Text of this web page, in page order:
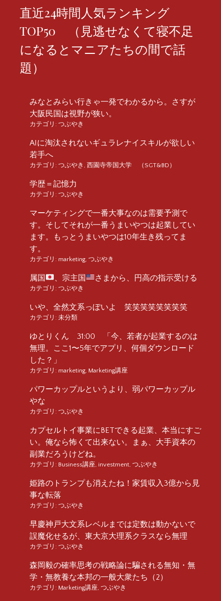
直近24時間人気ランキング
TOP50 （見逃せなくて寝不足
になるとマニアたちの間で話
題）
みなとみらい行きゃ一発でわかるから。さすが
大阪民国は視野が狭い。
カテゴリ: つぶやき
AIに淘汰されないギュラレナイスキルが欲しい
若手へ
カテゴリ: つぶやき 西園寺帝国大学 （SGT&BD）
学歴＝記憶力
カテゴリ: つぶやき
マーケティングで一番大事なのは需要予測で
す。そしてそれが一番うまいやつは起業してい
ます。もっとうまいやつは10年生き残ってま
す。
カテゴリ: marketing つぶやき
属国 、宗主国 さまから、円高の指示受ける
カテゴリ: つぶやき
いや、全然文系っぽいよ 笑笑笑笑笑笑笑笑
カテゴリ: 未分類
ゆとりくん 31:00 「今、若者が起業するのは
無理。ここ1〜5年でアプリ、何個ダウンロード
した？」
カテゴリ: marketing Marketing講座
パワーカップルというより、弱パワーカップル
やな
カテゴリ: つぶやき
カプセルトイ事業にBETできる起業、本当にすご
い。俺なら怖くて出来ない。まぁ、大手資本の
副業だろうけどね。
カテゴリ: Business講座 investment つぶやき
姫路のトランプも消えたね！家賃収入3億から見
事な転落
カテゴリ: つぶやき
早慶神戸大文系レベルまでは定数は動かないで
誤魔化せるが、東大京大理系クラスなら無理
カテゴリ: つぶやき
森岡毅の確率思考の戦略論に騙される無知・無
学・無教養な本邦の一般大衆たち（2）
カテゴリ: Marketing講座 つぶやき